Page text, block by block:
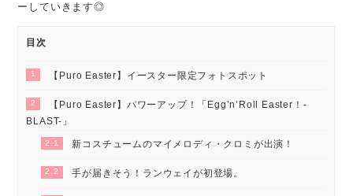
ーしていきます◎
目次
1 【Puro Easter】イースター限定フォトスポット
2
【Puro Easter】パワーアップ！「Egg’n’Roll Easter！-
BLAST-」
2.1 新コスチュームのマイメロディ・クロミが出演！
2.2 手が届きそう！ランウェイが初登場。